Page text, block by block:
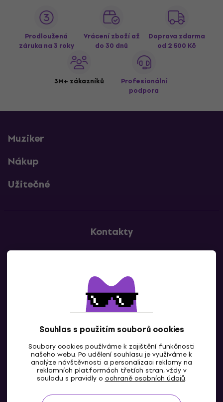
Souhlas s použitím souborů cookies
Soubory cookies používáme k zajištění funkčnosti
našeho webu. Po udělení souhlasu je využíváme k
analýze návštěvnosti a personalizaci reklamy na
reklamních platformách třetích stran, vždy v
souladu s pravidly o ochraně osobních údajů.
Prodloužená
záruka na 3 roky
Vrácení zboží až
do 30 dnů
Doprava zdarma
od 2 500 Kč
3M+ zákazníků
Profesionální
podpora
Muziker
Nákup
Užitečné
Kontakty
CZ